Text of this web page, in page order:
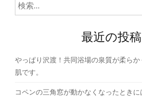
ー
ョ
ン
索:
最近の投稿
やっぱり沢渡！共同浴場の泉質が柔ら
肌です。
コペンの三角窓が動かなくなったとき